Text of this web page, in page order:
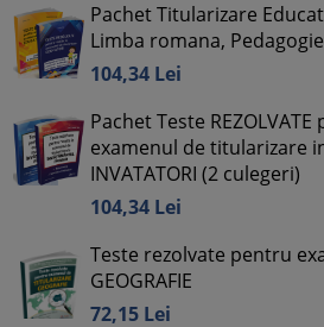
Pachet Titularizare
Limba romana,
104,34 Lei
Pachet Teste
examenul de titularizare
INVATATORI (2 culegeri)
104,34 Lei
Teste rezolvate pentru
GEOGRAFIE
72,15 Lei